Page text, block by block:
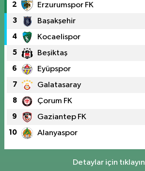
2 Erzurumspor FK
3 Başakşehir
4 Kocaelispor
5 Beşiktaş
6 Eyüpspor
7 Galatasaray
8 Çorum FK
9 Gaziantep FK
10 Alanyaspor
Detaylar için tıklayın